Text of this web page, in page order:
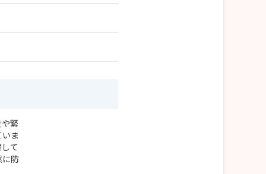
緊
ま
て
に防